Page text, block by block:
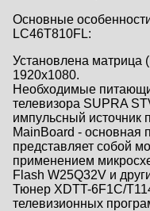
Основные
LC46T810FL:
Установлена матрица
1920x1080.
Необходимые
телевизора SUPRA
импульсный источник
MainBoard - основная
представляет собой
применением
Flash W25Q32V и
Тюнер XDTT-6F1C/
телевизионных